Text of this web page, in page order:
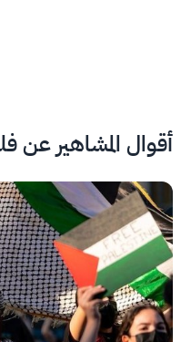
أقوال المشاهير عن